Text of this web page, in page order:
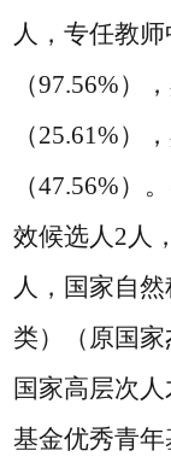
人，专任教
（97.56%）
（25.61%）
（47.56%）
效候选人2人
人，国家自
类）（原国家
国家高层次
基金优秀青